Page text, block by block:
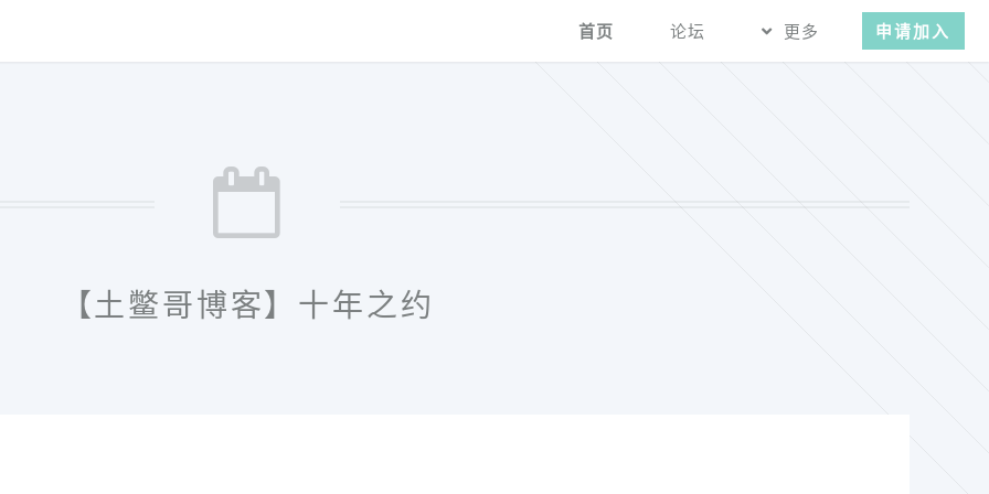
首页 论坛 更多 申请加入
【土鳖哥博客】十年之约